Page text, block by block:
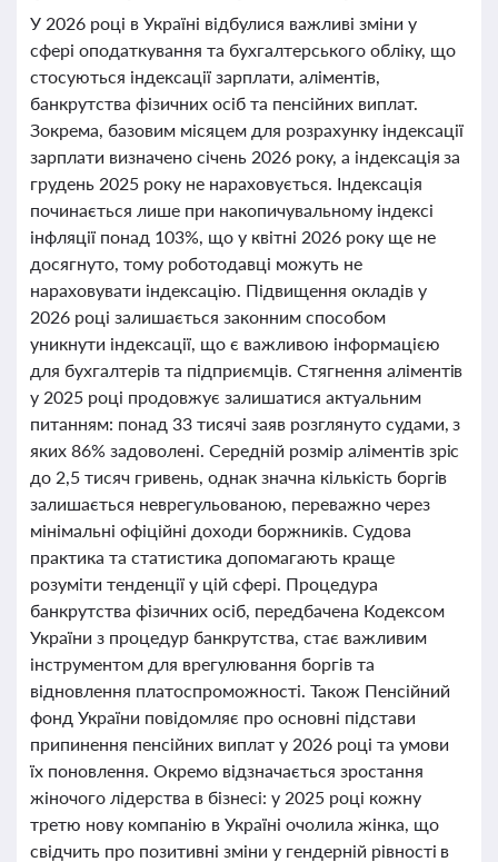
У 2026 році в Україні відбулися важливі зміни у
сфері оподаткування та бухгалтерського обліку, що
стосуються індексації зарплати, аліментів,
банкрутства фізичних осіб та пенсійних виплат.
Зокрема, базовим місяцем для розрахунку індексації
зарплати визначено січень 2026 року, а індексація за
грудень 2025 року не нараховується. Індексація
починається лише при накопичувальному індексі
інфляції понад 103%, що у квітні 2026 року ще не
досягнуто, тому роботодавці можуть не
нараховувати індексацію. Підвищення окладів у
2026 році залишається законним способом
уникнути індексації, що є важливою інформацією
для бухгалтерів та підприємців. Стягнення аліментів
у 2025 році продовжує залишатися актуальним
питанням: понад 33 тисячі заяв розглянуто судами, з
яких 86% задоволені. Середній розмір аліментів зріс
до 2,5 тисяч гривень, однак значна кількість боргів
залишається неврегульованою, переважно через
мінімальні офіційні доходи боржників. Судова
практика та статистика допомагають краще
розуміти тенденції у цій сфері. Процедура
банкрутства фізичних осіб, передбачена Кодексом
України з процедур банкрутства, стає важливим
інструментом для врегулювання боргів та
відновлення платоспроможності. Також Пенсійний
фонд України повідомляє про основні підстави
припинення пенсійних виплат у 2026 році та умови
їх поновлення. Окремо відзначається зростання
жіночого лідерства в бізнесі: у 2025 році кожну
третю нову компанію в Україні очолила жінка, що
свідчить про позитивні зміни у гендерній рівності в